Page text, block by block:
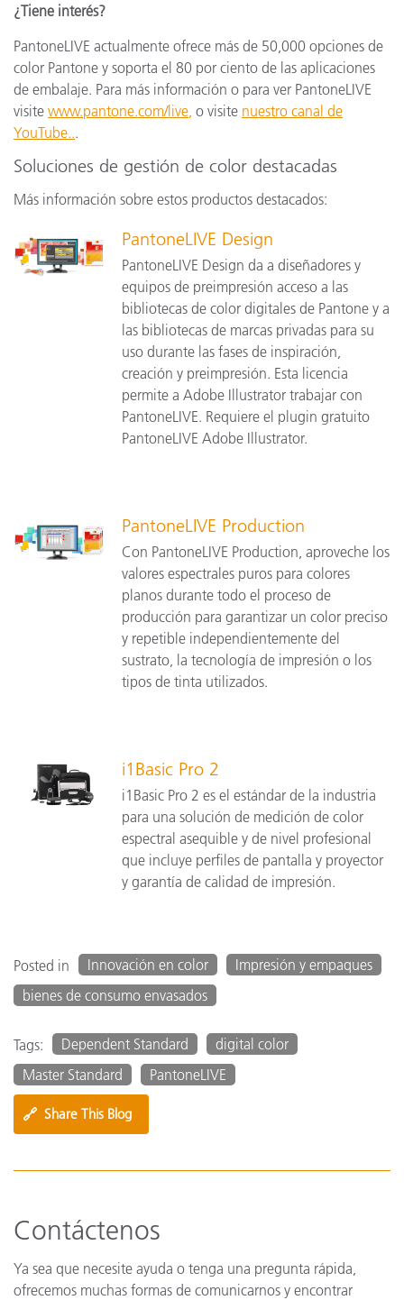
¿Tiene interés?
PantoneLIVE actualmente ofrece más de 50,000 opciones de
color Pantone y soporta el 80 por ciento de las aplicaciones
de embalaje. Para más información o para ver PantoneLIVE
visite www.pantone.com/live o visite nuestro canal de
YouTube...
Soluciones de gestión de color destacadas
Más información sobre estos productos destacados:
PantoneLIVE Design
PantoneLIVE Design da a diseñadores y
equipos de preimpresión acceso a las
bibliotecas de color digitales de Pantone y a
las bibliotecas de marcas privadas para su
uso durante las fases de inspiración,
creación y preimpresión. Esta licencia
permite a Adobe Illustrator trabajar con
PantoneLIVE. Requiere el plugin gratuito
PantoneLIVE Adobe Illustrator.
PantoneLIVE Production
Con PantoneLIVE Production, aproveche los
valores espectrales puros para colores
planos durante todo el proceso de
producción para garantizar un color preciso
y repetible independientemente del
sustrato, la tecnología de impresión o los
tipos de tinta utilizados.
i1Basic Pro 2
i1Basic Pro 2 es el estándar de la industria
para una solución de medición de color
espectral asequible y de nivel profesional
que incluye perfiles de pantalla y proyector
y garantía de calidad de impresión.
Posted in Innovación en color
Impresión y empaques
bienes de consumo envasados
Tags: Dependent Standard
digital color
Master Standard
PantoneLIVE
🔗 Share This Blog
Contáctenos
Ya sea que necesite ayuda o tenga una pregunta rápida,
ofrecemos muchas formas de comunicarnos y encontrar